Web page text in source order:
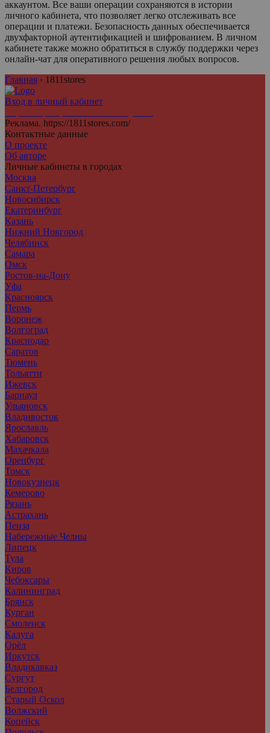
аккаунтом. Все ваши операции сохраняются в истории
личного кабинета, что позволяет легко отслеживать все
операции и платежи. Безопасность данных обеспечивается
двухфакторной аутентификацией и шифрованием. В личном
кабинете также можно обратиться в службу поддержки через
онлайн-чат для оперативного решения любых вопросов.
Главная › 1811stores
Вход в личный кабинет
Реклама. https://1811stores.com/
Контактные данные
О проекте
Об авторе
Личные кабинеты в городах
Москва
Санкт-Петербург
Новосибирск
Екатеринбург
Казань
Нижний Новгород
Челябинск
Самара
Омск
Ростов-на-Дону
Уфа
Красноярск
Пермь
Воронеж
Волгоград
Краснодар
Саратов
Тюмень
Тольятти
Ижевск
Барнаул
Ульяновск
Владивосток
Ярославль
Хабаровск
Махачкала
Оренбург
Томск
Новокузнецк
Кемерово
Рязань
Астрахань
Пенза
Набережные Челны
Липецк
Тула
Киров
Чебоксары
Калининград
Брянск
Курган
Смоленск
Калуга
Орёл
Иркутск
Владикавказ
Сургут
Белгород
Старый Оскол
Волжский
Копейск